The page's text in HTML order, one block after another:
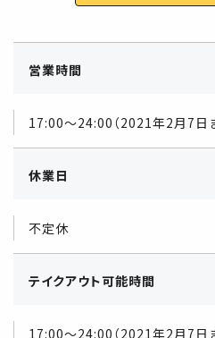
営業時間
17:00～24:00（2021年2月7日
休業日
不定休
テイクアウト可能時間
17:00～24:00（2021年2月7日